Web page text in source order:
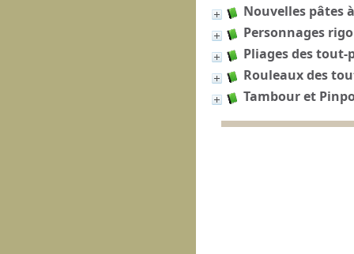
Nouvelles pâtes
Personnages
Pliages des tout-
Rouleaux des
Tambour et